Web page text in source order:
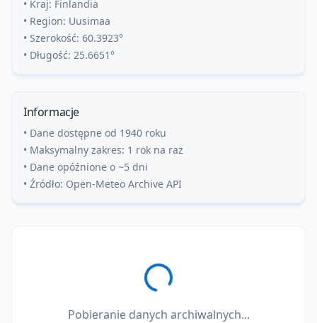
• Kraj: Finlandia
• Region: Uusimaa
• Szerokość: 60.3923°
• Długość: 25.6651°
Informacje
• Dane dostępne od 1940 roku
• Maksymalny zakres: 1 rok na raz
• Dane opóźnione o ~5 dni
• Źródło: Open-Meteo Archive API
Pobieranie danych archiwalnych...